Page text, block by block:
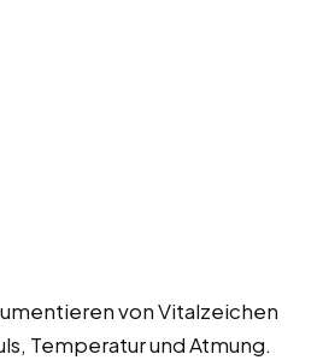
von Vitalzeichen
Temperatur und Atmung.